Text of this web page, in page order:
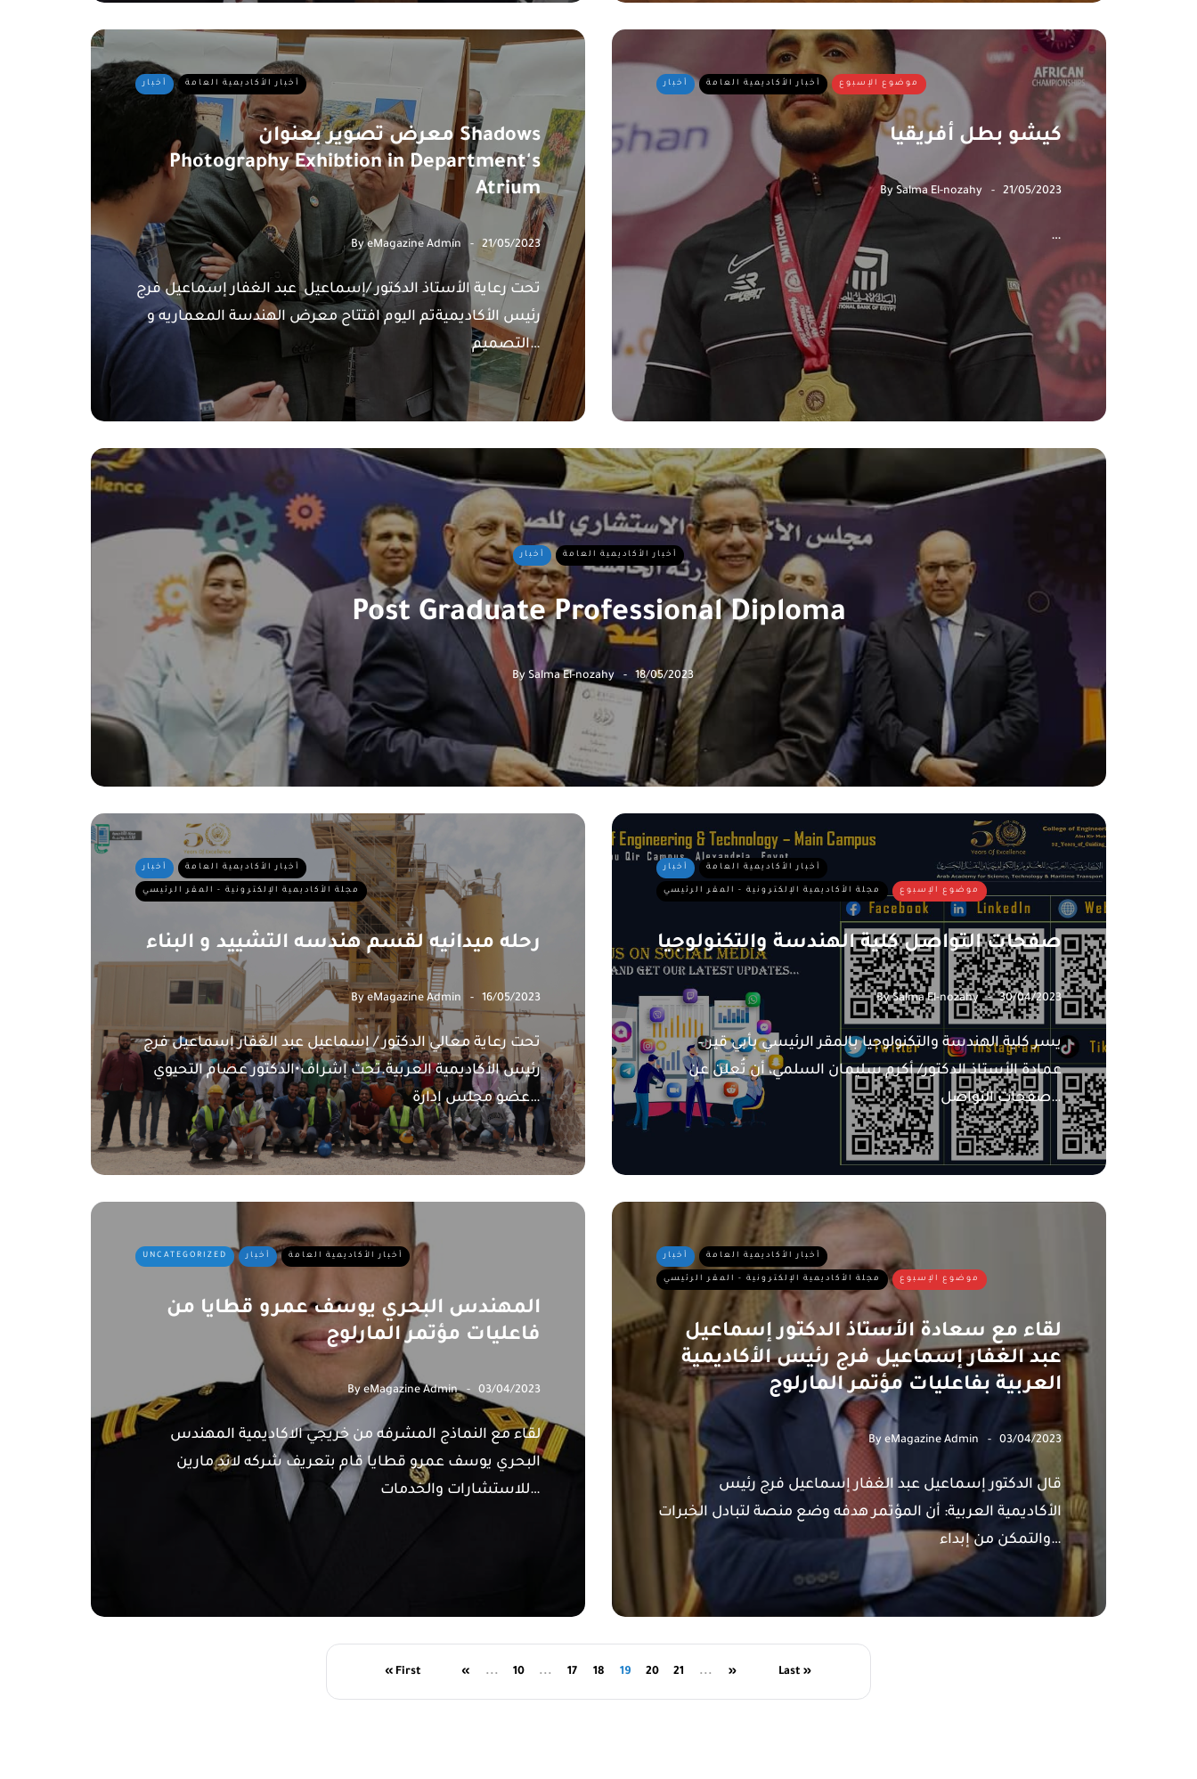
أخبار أخبار الأكاديمية العامة
معرض تصوير بعنوان Shadows
Photography Exhibtion in Department's
Atrium
ByeMagazine Admin 21/05/2023
تحت رعاية الأستاذ الدكتور /إسماعيل عبد الغفار إسماعيل فرج
رئيس الأكاديميةتم اليوم افتتاح معرض الهندسة المعماريه و
التصميم…
أخبار أخبار الأكاديمية العامة موضوع الإسبوع
كيشو بطل أفريقيا
By Salma El-nozahy 21/05/2023
…
أخبار أخبار الأكاديمية العامة
Post Graduate Professional Diploma
By Salma El-nozahy 18/05/2023
أخبار أخبار الأكاديمية العامة
مجلة الأكاديمية الإلكترونية - المقر الرئيسي
رحله ميدانيه لقسم هندسه التشييد و البناء
ByeMagazine Admin 16/05/2023
تحت رعاية معالي الدكتور / إسماعيل عبد الغفار إسماعيل فرج
رئيس الأكاديمية العربية.تحت إشراف•الدكتور عصام التحيوي
عضو مجلس إدارة…
أخبار أخبار الأكاديمية العامة
مجلة الأكاديمية الإلكترونية - المقر الرئيسي موضوع الإسبوع
صفحات التواصل كلية الهندسة والتكنولوجيا
BySalma El-nozahy 30/04/2023
يسر كلية الهندسة والتكنولوجيا بالمقر الرئيسي بأبي قير –
عمادة الأستاذ الدكتور/ أكرم سليمان السلمي، أن تُعلن عن
صفحات التواصل…
UNCATEGORIZED أخبار أخبار الأكاديمية العامة
المهندس البحري يوسف عمرو قطايا من
فاعليات مؤتمر المارلوج
ByeMagazine Admin 03/04/2023
لقاء مع النماذج المشرفه من خريجي الاكاديمية المهندس
البحري يوسف عمرو قطايا قام بتعريف شركه لاند مارين
للاستشارات والخدمات…
أخبار أخبار الأكاديمية العامة
مجلة الأكاديمية الإلكترونية - المقر الرئيسي موضوع الإسبوع
لقاء مع سعادة الأستاذ الدكتور إسماعيل
عبد الغفار إسماعيل فرج رئيس الأكاديمية
العربية بفاعليات مؤتمر المارلوج
By eMagazine Admin 03/04/2023
قال الدكتور إسماعيل عبد الغفار إسماعيل فرج رئيس
الأكاديمية العربية: أن المؤتمر هدفه وضع منصة لتبادل الخبرات
والتمكن من إبداء…
« First « ... 10 ... 17 18 19 20 21 ... » Last »